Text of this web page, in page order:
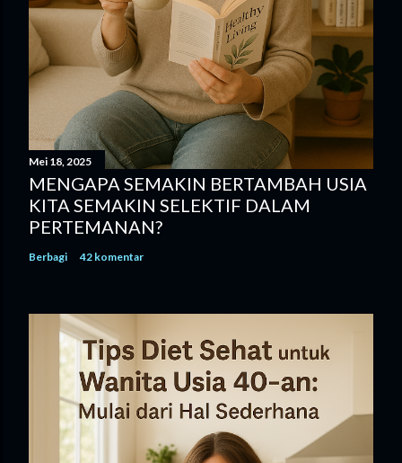
Mei 18, 2025
MENGAPA SEMAKIN BERTAMBAH USIA
KITA SEMAKIN SELEKTIF DALAM
PERTEMANAN?
Berbagi 42 komentar